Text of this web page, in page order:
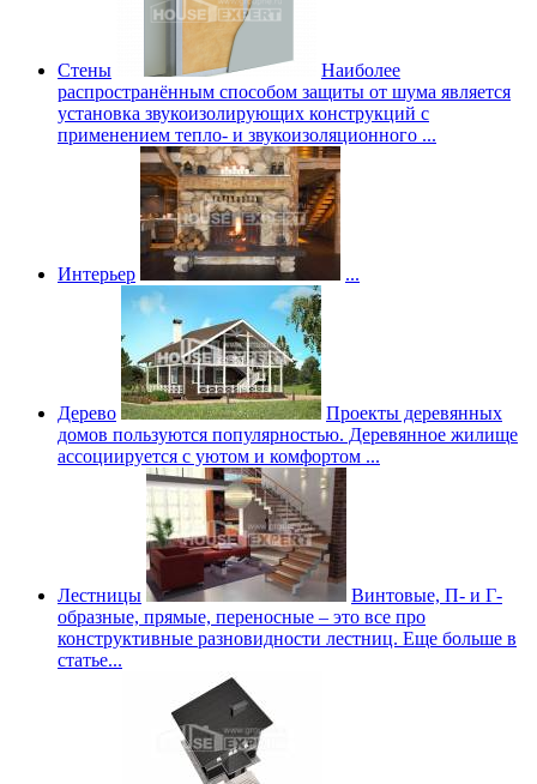
Стены
Наиболее
распространённым способом защиты от шума является
установка звукоизолирующих конструкций с
применением тепло- и звукоизоляционного ...
Интерьер ...
Дерево
Проекты деревянных
домов пользуются популярностью. Деревянное жилище
ассоциируется с уютом и комфортом ...
Лестницы
Винтовые, П- и Г-
образные, прямые, переносные – это все про
конструктивные разновидности лестниц. Еще больше в
статье...